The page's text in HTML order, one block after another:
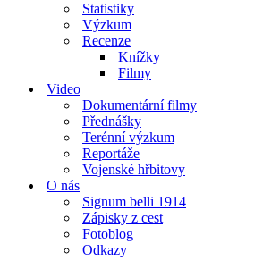
Statistiky
Výzkum
Recenze
Knížky
Filmy
Video
Dokumentární filmy
Přednášky
Terénní výzkum
Reportáže
Vojenské hřbitovy
O nás
Signum belli 1914
Zápisky z cest
Fotoblog
Odkazy